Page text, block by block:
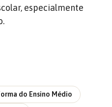
especialmente
do Ensino Médio